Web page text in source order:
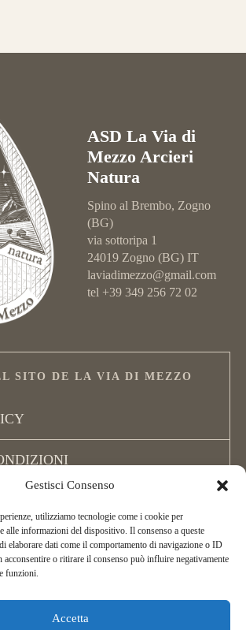
Gestisci Consenso
utilizziamo tecnologie come i cookie per
alle informazioni del dispositivo. Il consenso a queste
elaborare dati come il comportamento di navigazione o ID
o ritirare il consenso può influire negativamente
funzioni.
Accetta
ASD La Via di
Mezzo Arcieri
Natura
Spino al Brembo, Zogno
(BG)
via sottoripa 1
24019 Zogno (BG) IT
laviadimezzo@gmail.com
tel +39 349 256 72 02
SITO DE LA VIA DI MEZZO
La Via di Mezzo, All Rights Reserved.